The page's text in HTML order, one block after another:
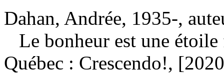
Dahan, Andrée, 1935-,
Le bonheur est une
Québec : Crescendo!,